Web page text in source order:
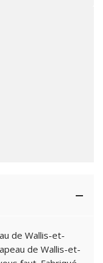
de Wallis-et-
de Wallis-et-